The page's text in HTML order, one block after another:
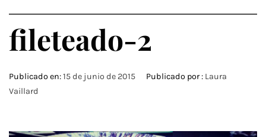
fileteado-2
Publicado en:15 de junio de 2015 Publicado por : Laura
Vaillard